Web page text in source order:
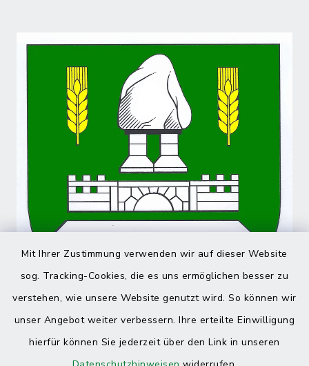
Mit Ihrer Zustimmung verwenden wir auf dieser Website
sog. Tracking-Cookies, die es uns ermöglichen besser zu
verstehen, wie unsere Website genutzt wird. So können wir
unser Angebot weiter verbessern. Ihre erteilte Einwilligung
hierfür können Sie jederzeit über den Link in unseren